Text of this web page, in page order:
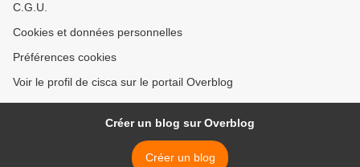
C.G.U.
Cookies et données personnelles
Préférences cookies
Voir le profil de cisca sur le portail Overblog
Créer un blog sur Overblog
Créer un blog